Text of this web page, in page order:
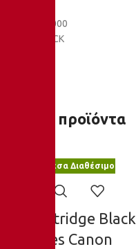
Σελίδες: 12.000
Χρώμα: BLACK
Σχετικά προϊόντα
Άμεσα Διαθέσιμο
Ink cartridge Black
replaces Canon